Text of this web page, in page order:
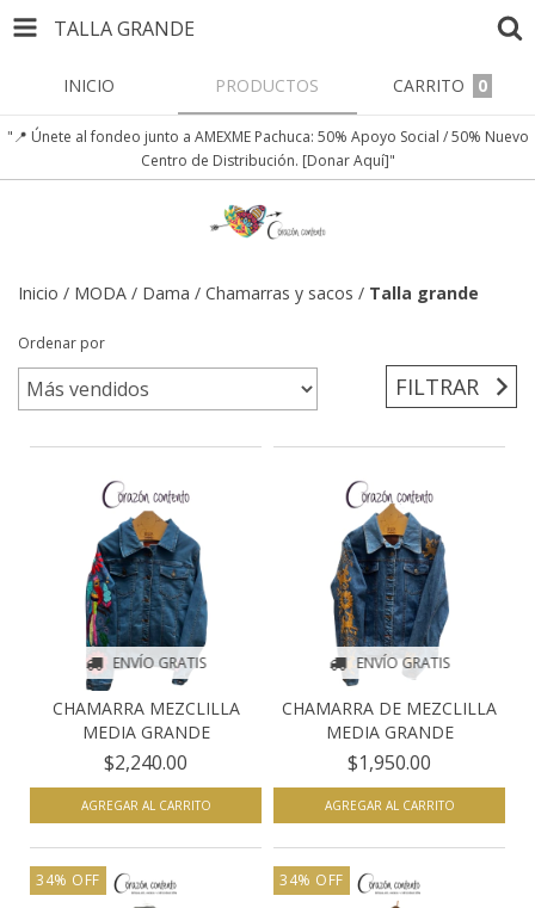
TALLA GRANDE
INICIO PRODUCTOS CARRITO 0
"📍 Únete al fondeo junto a AMEXME Pachuca: 50% Apoyo Social / 50% Nuevo
Centro de Distribución. [Donar Aquí]"
Inicio / MODA / Dama / Chamarras y sacos / Talla grande
Ordenar por
FILTRAR
ENVÍO GRATIS
CHAMARRA MEZCLILLA
MEDIA GRANDE
$2,240.00
ENVÍO GRATIS
CHAMARRA DE MEZCLILLA
MEDIA GRANDE
$1,950.00
AGREGAR AL CARRITO
34% OFF 34% OFF